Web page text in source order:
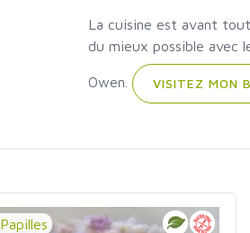
La cuisine est avant
du mieux possible avec
Owen. VISITEZ MON